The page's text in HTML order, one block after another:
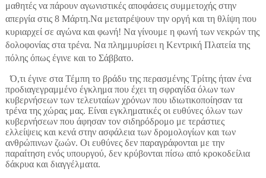
μαθητές να πάρουν αγωνιστικές αποφάσεις συμμετοχής στην
απεργία στις 8 Μάρτη.Να μετατρέψουν την οργή και τη θλίψη που
κυριαρχεί σε αγώνα και φωνή! Να γίνουμε η φωνή των νεκρών της
δολοφονίας στα τρένα. Να πλημμυρίσει η Κεντρική Πλατεία της
πόλης όπως έγινε και το Σάββατο.
Ό,τι έγινε στα Τέμπη το βράδυ της περασμένης Τρίτης ήταν ένα
προδιαγεγραμμένο έγκλημα που έχει τη σφραγίδα όλων των
κυβερνήσεων των τελευταίων χρόνων που ιδιωτικοποίησαν τα
τρένα της χώρας μας. Είναι εγκληματικές οι ευθύνες όλων των
κυβερνήσεων που άφησαν τον σιδηρόδρομο με τεράστιες
ελλείψεις και κενά στην ασφάλεια των δρομολογίων και των
ανθρώπινων ζωών. Οι ευθύνες δεν παραγράφονται με την
παραίτηση ενός υπουργού, δεν κρύβονται πίσω από κροκοδείλια
δάκρυα και διαγγέλματα.